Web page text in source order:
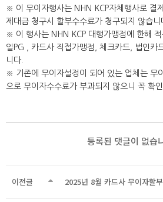
※ 이 무이자행사는 NHN KCP자체행사로 결
제대금 청구시 할부수수료가 청구되지 않습니
※ 이 행사는 NHN KCP 대행가맹점에 한해
일PG , 카드사 직접가맹점, 체크카드, 법인카
니다.
※ 기존에 무이자설정이 되어 있는 업체는 무
으로 무이자수수료가 부과되지 않으니 꼭 확
등록된 댓글이 없습
이전글 2025년 8월 카드사 무이자할